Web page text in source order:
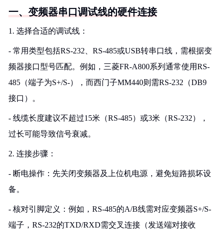
一、变频器串口调试线的硬件连接
1. 选择合适的调试线：
- 常用类型包括RS-232、RS-485或USB转串口线，需根据变
频器接口型号匹配。例如，三菱FR-A800系列通常使用RS-
485（端子为S+/S-），而西门子MM440则需RS-232（DB9
接口）。
- 线缆长度建议不超过15米（RS-485）或3米（RS-232），
过长可能导致信号衰减。
2. 连接步骤：
- 断电操作：先关闭变频器及上位机电源，避免短路损坏设
备。
- 核对引脚定义：例如，RS-485的A/B线需对应变频器S+/S-
端子，RS-232的TXD/RXD需交叉连接（发送端对接收